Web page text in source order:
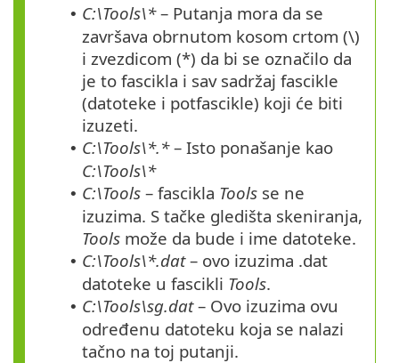
• C:\Tools\*– Putanja mora da se
završava obrnutom kosom crtom (\)
i zvezdicom (*) da bi se označilo da
je to fascikla i sav sadržaj fascikle
(datoteke i potfascikle) koji će biti
izuzeti.
• C:\Tools\*.*– Isto ponašanje kao
C:\Tools\*
• C:\Tools – fascikla Tools se ne
izuzima. S tačke gledišta skeniranja,
Tools može da bude i ime datoteke.
• C:\Tools\*.dat– ovo izuzima .dat
datoteke u fascikli Tools.
• C:\Tools\sg.dat– Ovo izuzima ovu
određenu datoteku koja se nalazi
tačno na toj putanji.